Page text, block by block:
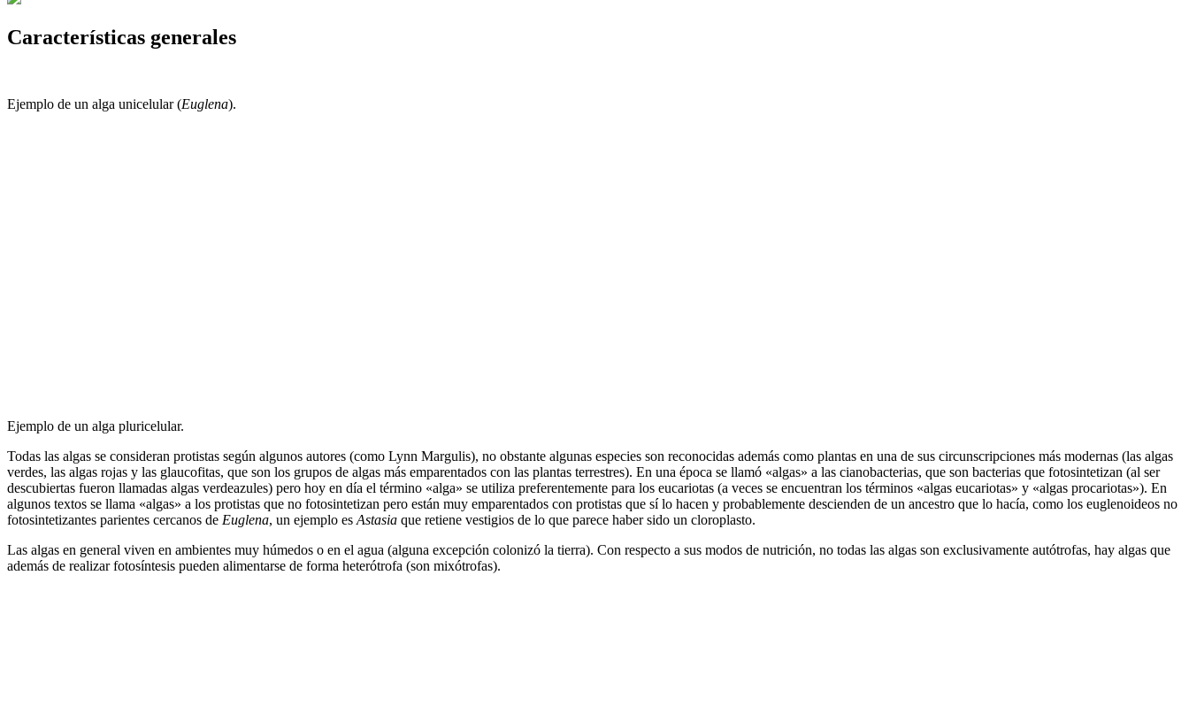
Características generales
Ejemplo de un alga unicelular (Euglena).
Ejemplo de un alga pluricelular.
Todas las algas se consideran protistas según algunos autores (como Lynn Margulis), no obstante algunas especies son reconocidas además como plantas en una de sus circunscripciones más modernas (las algas
verdes, las algas rojas y las glaucofitas, que son los grupos de algas más emparentados con las plantas terrestres). En una época se llamó «algas» a las cianobacterias, que son bacterias que fotosintetizan (al ser
descubiertas fueron llamadas algas verdeazules) pero hoy en día el término «alga» se utiliza preferentemente para los eucariotas (a veces se encuentran los términos «algas eucariotas» y «algas procariotas»). En
algunos textos se llama «algas» a los protistas que no fotosintetizan pero están muy emparentados con protistas que sí lo hacen y probablemente descienden de un ancestro que lo hacía, como los euglenoideos no
fotosintetizantes parientes cercanos de Euglena, un ejemplo esAstasia que retiene vestigios de lo que parece haber sido un cloroplasto.
Las algas en general viven en ambientes muy húmedos o en el agua (alguna excepción colonizó la tierra). Con respecto a sus modos de nutrición, no todas las algas son exclusivamente autótrofas, hay algas que
además de realizar fotosíntesis pueden alimentarse de forma heterótrofa (son mixótrofas).